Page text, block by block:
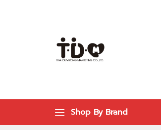
Shop By Brand